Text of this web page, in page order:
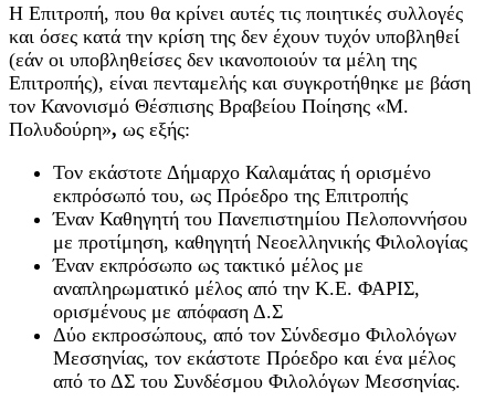
Η Επιτροπή, που θα κρίνει αυτές τις ποιητικές συλλογές
και όσες κατά την κρίση της δεν έχουν τυχόν υποβληθεί
(εάν οι υποβληθείσες δεν ικανοποιούν τα μέλη της
Επιτροπής), είναι πενταμελής και συγκροτήθηκε με βάση
τον Κανονισμό Θέσπισης Βραβείου Ποίησης «Μ.
Πολυδούρη», ως εξής:
Τον εκάστοτε Δήμαρχο Καλαμάτας ή ορισμένο
εκπρόσωπό του, ως Πρόεδρο της Επιτροπής
Έναν Καθηγητή του Πανεπιστημίου Πελοποννήσου
με προτίμηση, καθηγητή Νεοελληνικής Φιλολογίας
Έναν εκπρόσωπο ως τακτικό μέλος με
αναπληρωματικό μέλος από την Κ.Ε. ΦΑΡΙΣ,
ορισμένους με απόφαση Δ.Σ
Δύο εκπροσώπους, από τον Σύνδεσμο Φιλολόγων
Μεσσηνίας, τον εκάστοτε Πρόεδρο και ένα μέλος
από το ΔΣ του Συνδέσμου Φιλολόγων Μεσσηνίας.